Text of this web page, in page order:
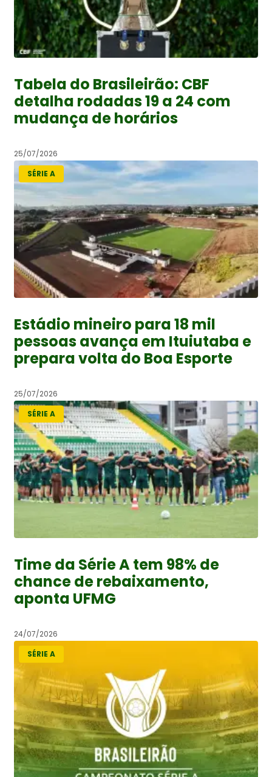
Tabela do Brasileirão: CBF
detalha rodadas 19 a 24 com
mudança de horários
25/07/2026
SÉRIE A
Estádio mineiro para 18 mil
pessoas avança em Ituiutaba e
prepara volta do Boa Esporte
25/07/2026
SÉRIE A
Time da Série A tem 98% de
chance de rebaixamento,
aponta UFMG
24/07/2026
SÉRIE A